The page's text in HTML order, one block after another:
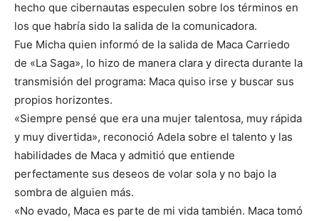
hecho que cibernautas especulen sobre los términos en
los que habría sido la salida de la comunicadora.
Fue Micha quien informó de la salida de Maca Carriedo
de «La Saga», lo hizo de manera clara y directa durante la
transmisión del programa: Maca quiso irse y buscar sus
propios horizontes.
«Siempre pensé que era una mujer talentosa, muy rápida
y muy divertida», reconoció Adela sobre el talento y las
habilidades de Maca y admitió que entiende
perfectamente sus deseos de volar sola y no bajo la
sombra de alguien más.
«No evado, Maca es parte de mi vida también. Maca tomó